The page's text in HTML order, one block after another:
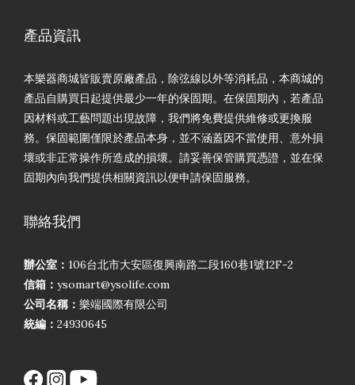
產品資訊
本樂器商城皆販賣原廠產品，除弦線以外等消耗品，本商城的
產品自購買日起提供最少一年的保固期。在保固期內，若產品
因材料或工藝問題出現故障，我們將免費提供維修或更換服
務。保固範圍僅限於產品本身，並不涵蓋因不當使用、意外損
壞或非正常操作所造成的損壞。請妥善保管購買憑證，並在保
固期內向我們提供相關資訊以便申請保固服務。
聯絡我們
辦公室： 106台北市大安區復興南路二段160巷1號12F-2
信箱： ysomart@ysolife.com
公司名稱： 樂端國際有限公司
統編： 24930645